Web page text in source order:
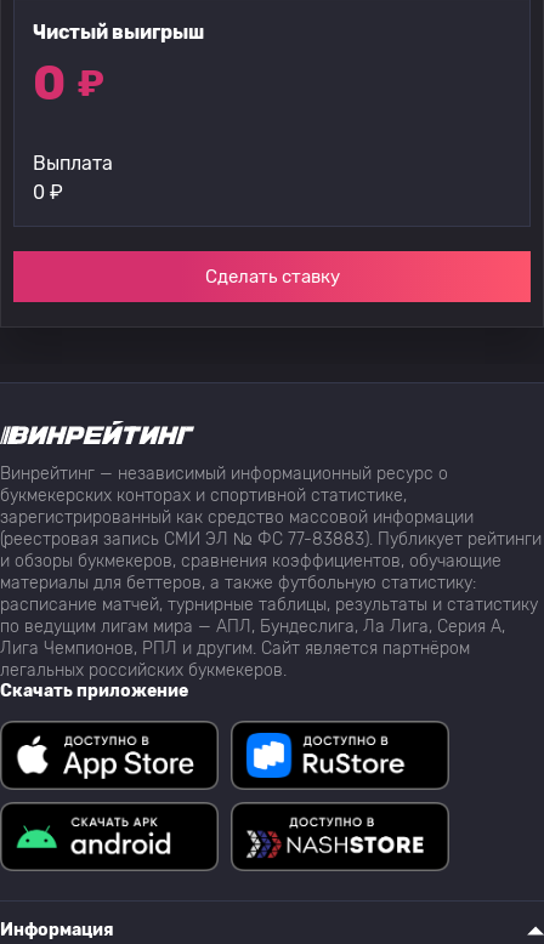
Чистый выигрыш
0 ₽
Выплата
0 ₽
Сделать ставку
Винрейтинг — независимый информационный ресурс о
букмекерских конторах и спортивной статистике,
зарегистрированный как средство массовой информации
(реестровая запись СМИ ЭЛ № ФС 77-83883). Публикует рейтинги
и обзоры букмекеров, сравнения коэффициентов, обучающие
материалы для беттеров, а также футбольную статистику:
расписание матчей, турнирные таблицы, результаты и статистику
по ведущим лигам мира — АПЛ, Бундеслига, Ла Лига, Серия А,
Лига Чемпионов, РПЛ и другим. Сайт является партнёром
легальных российских букмекеров.
Скачать приложение
Информация